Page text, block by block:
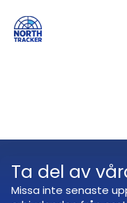
Ta del av
Missa inte senaste